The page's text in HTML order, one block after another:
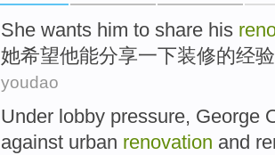
She wants him to share his
她希望他能分享一下装修的经验
youdao
Under lobby pressure, George
against urban renovation and